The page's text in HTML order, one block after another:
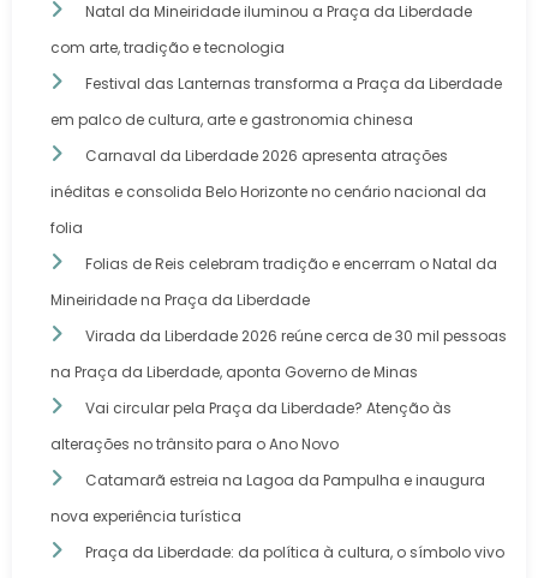
Natal da Mineiridade iluminou a Praça da Liberdade
com arte, tradição e tecnologia
Festival das Lanternas transforma a Praça da Liberdade
em palco de cultura, arte e gastronomia chinesa
Carnaval da Liberdade 2026 apresenta atrações
inéditas e consolida Belo Horizonte no cenário nacional da
folia
Folias de Reis celebram tradição e encerram o Natal da
Mineiridade na Praça da Liberdade
Virada da Liberdade 2026 reúne cerca de 30 mil pessoas
na Praça da Liberdade, aponta Governo de Minas
Vai circular pela Praça da Liberdade? Atenção às
alterações no trânsito para o Ano Novo
Catamarã estreia na Lagoa da Pampulha e inaugura
nova experiência turística
Praça da Liberdade: da política à cultura, o símbolo vivo